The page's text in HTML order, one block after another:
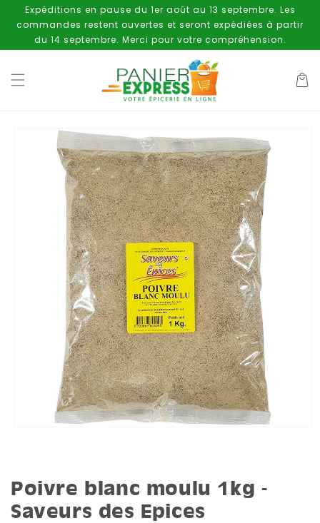
et
passer
au
contenu
Expéditions en pause du 1er août au 13 septembre. Les
commandes restent ouvertes et seront expédiées à partir
du 14 septembre. Merci pour votre compréhension.
Panier
Passer aux
informations
Poivre blanc moulu 1kg -
Saveurs des Epices